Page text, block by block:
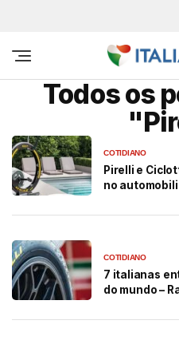
Todos os
COTIDIANO
Pirelli e
no
COTIDIANO
7 italianas
do mundo –